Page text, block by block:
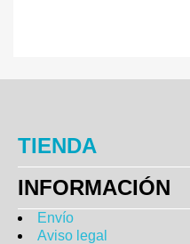
TIENDA
INFORMACIÓN
Envío
Aviso legal